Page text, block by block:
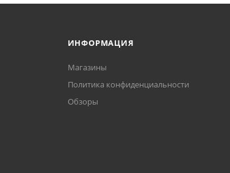
ИНФОРМАЦИЯ
Магазины
Политика конфиденциальности
Обзоры